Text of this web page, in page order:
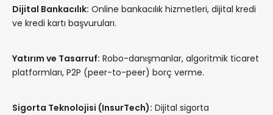
Dijital Bankacılık: Online bankacılık hizmetleri, dijital kredi
ve kredi kartı başvuruları.
Yatırım ve Tasarruf: Robo-danışmanlar, algoritmik ticaret
platformları, P2P (peer-to-peer) borç verme.
Sigorta Teknolojisi (InsurTech): Dijital sigorta